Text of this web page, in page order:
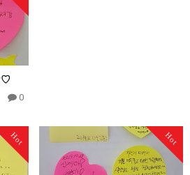
0
Hot Hot